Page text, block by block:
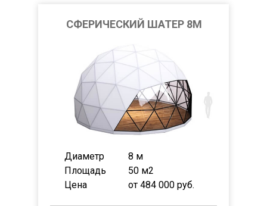
Диаметр
Площадь
Цена
8 м
50 м2
от 484 000 руб.
СФЕРИЧЕСКИЙ ШАТЕР 8M